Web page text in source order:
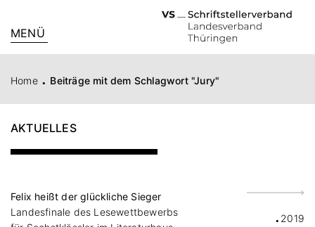
MENÜ
Home . Beiträge mit dem Schlagwort "Jury"
AKTUELLES
Felix heißt der glückliche Sieger
Landesfinale des Lesewettbewerbs
. 2019